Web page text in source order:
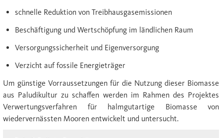
schnelle Reduktion von Treibhausgasemissionen
Beschäftigung und Wertschöpfung im ländlichen Raum
Versorgungssicherheit und Eigenversorgung
Verzicht auf fossile Energieträger
Um günstige Vorraussetzungen für die Nutzung dieser Biomasse
aus Paludikultur zu schaffen werden im Rahmen des Projektes
Verwertungsverfahren für halmgutartige Biomasse von
wiedervernässten Mooren entwickelt und untersucht.